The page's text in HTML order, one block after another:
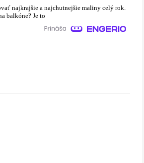
najkrajšie a najchutnejšie maliny celý rok.
balkóne? Je to